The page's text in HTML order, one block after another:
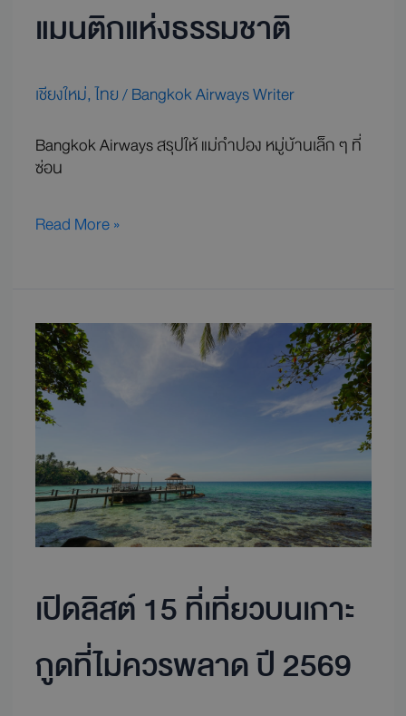
แมนติกแห่งธรรมชาติ
เชียงใหม่,ไทย/Bangkok Airways Writer
Bangkok Airways สรุปให้ แม่กำปอง หมู่บ้านเล็ก ๆ ที่
ซ่อน
Read More »
เปิดลิสต์ 15 ที่เที่ยวบนเกาะ
กูดที่ไม่ควรพลาด ปี 2569
เปิด
ลิ
สต์
15
ที่
เที่ยว
บน
เกาะ
กูด
ที่
พลาด
ปี
2569